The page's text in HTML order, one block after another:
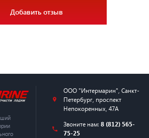
Добавить отзыв
ООО "Интермарин" Санкт-
Петербург, проспект
Непокоренных, 47А
Звоните нам: 8 (812) 565-
75-25